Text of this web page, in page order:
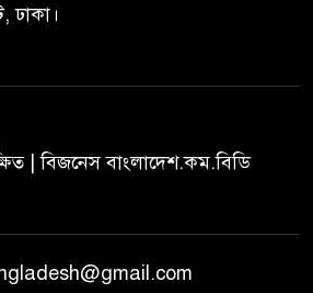
ঢাকা।
| বিজনেস বাংলাদেশ.কম.বিডি